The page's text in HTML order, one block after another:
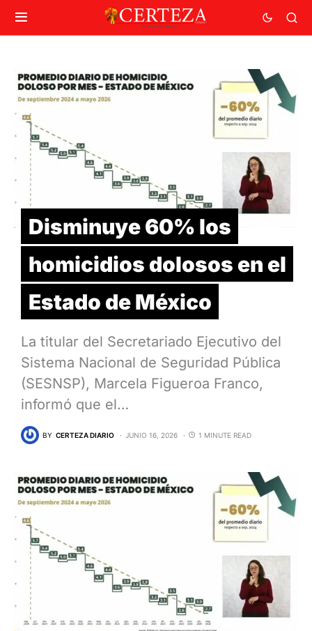
Disminuye 60% los
homicidios dolosos en el
Estado de México
La titular del Secretariado Ejecutivo del
Sistema Nacional de Seguridad Pública
(SESNSP), Marcela Figueroa Franco,
informó que el…
BY CERTEZA DIARIO JUNIO 16, 2026 1 MINUTE READ